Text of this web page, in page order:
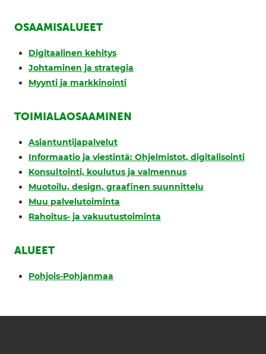
OSAAMISALUEET
Digitaalinen kehitys
Johtaminen ja strategia
Myynti ja markkinointi
TOIMIALAOSAAMINEN
Asiantuntijapalvelut
Informaatio ja viestintä: Ohjelmistot, digitalisointi
Konsultointi, koulutus ja valmennus
Muotoilu, design, graafinen suunnittelu
Muu palvelutoiminta
Rahoitus- ja vakuutustoiminta
ALUEET
Pohjois-Pohjanmaa